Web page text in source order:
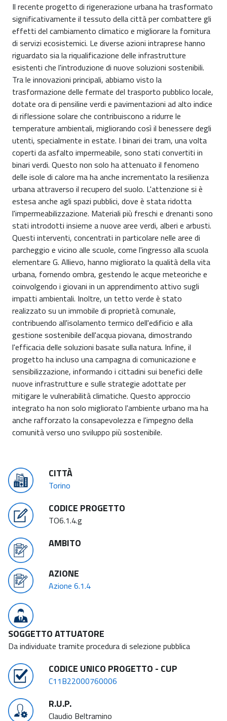
Il recente progetto di rigenerazione urbana ha trasformato
significativamente il tessuto della città per combattere gli
effetti del cambiamento climatico e migliorare la fornitura
di servizi ecosistemici. Le diverse azioni intraprese hanno
riguardato sia la riqualificazione delle infrastrutture
esistenti che l'introduzione di nuove soluzioni sostenibili.
Tra le innovazioni principali, abbiamo visto la
trasformazione delle fermate del trasporto pubblico locale,
dotate ora di pensiline verdi e pavimentazioni ad alto indice
di riflessione solare che contribuiscono a ridurre le
temperature ambientali, migliorando così il benessere degli
utenti, specialmente in estate. I binari dei tram, una volta
coperti da asfalto impermeabile, sono stati convertiti in
binari verdi. Questo non solo ha attenuato il fenomeno
delle isole di calore ma ha anche incrementato la resilienza
urbana attraverso il recupero del suolo. L'attenzione si è
estesa anche agli spazi pubblici, dove è stata ridotta
l'impermeabilizzazione. Materiali più freschi e drenanti sono
stati introdotti insieme a nuove aree verdi, alberi e arbusti.
Questi interventi, concentrati in particolare nelle aree di
parcheggio e vicino alle scuole, come l'ingresso alla scuola
elementare G. Allievo, hanno migliorato la qualità della vita
urbana, fornendo ombra, gestendo le acque meteoriche e
coinvolgendo i giovani in un apprendimento attivo sugli
impatti ambientali. Inoltre, un tetto verde è stato
realizzato su un immobile di proprietà comunale,
contribuendo all'isolamento termico dell'edificio e alla
gestione sostenibile dell'acqua piovana, dimostrando
l'efficacia delle soluzioni basate sulla natura. Infine, il
progetto ha incluso una campagna di comunicazione e
sensibilizzazione, informando i cittadini sui benefici delle
nuove infrastrutture e sulle strategie adottate per
mitigare le vulnerabilità climatiche. Questo approccio
integrato ha non solo migliorato l'ambiente urbano ma ha
anche rafforzato la consapevolezza e l'impegno della
comunità verso uno sviluppo più sostenibile.
CITTÀ
Torino
CODICE PROGETTO
TO6.1.4.g
AMBITO
AZIONE
Azione 6.1.4
SOGGETTO ATTUATORE
Da individuate tramite procedura di selezione pubblica
CODICE UNICO PROGETTO - CUP
C11B22000760006
R.U.P.
Claudio Beltramino